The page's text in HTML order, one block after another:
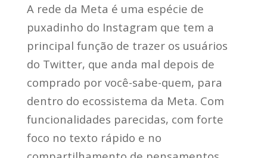
A rede da Meta é uma espécie de
puxadinho do Instagram que tem a
principal função de trazer os usuários
do Twitter, que anda mal depois de
comprado por você-sabe-quem, para
dentro do ecossistema da Meta. Com
funcionalidades parecidas, com forte
foco no texto rápido e no